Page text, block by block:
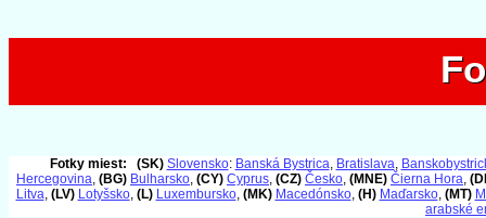
Fotky miest: (SK) Slovensko: Banská Bystrica, Bratislava,
Hercegovina, (BG) Bulharsko, (CY) Cyprus, (CZ) Česko, (MNE) Čierna Hora,
Litva, (LV) Lotyšsko, (L) Luxembursko, (MK) Macedónsko, (H) Maďarsko, (MT)
arabské